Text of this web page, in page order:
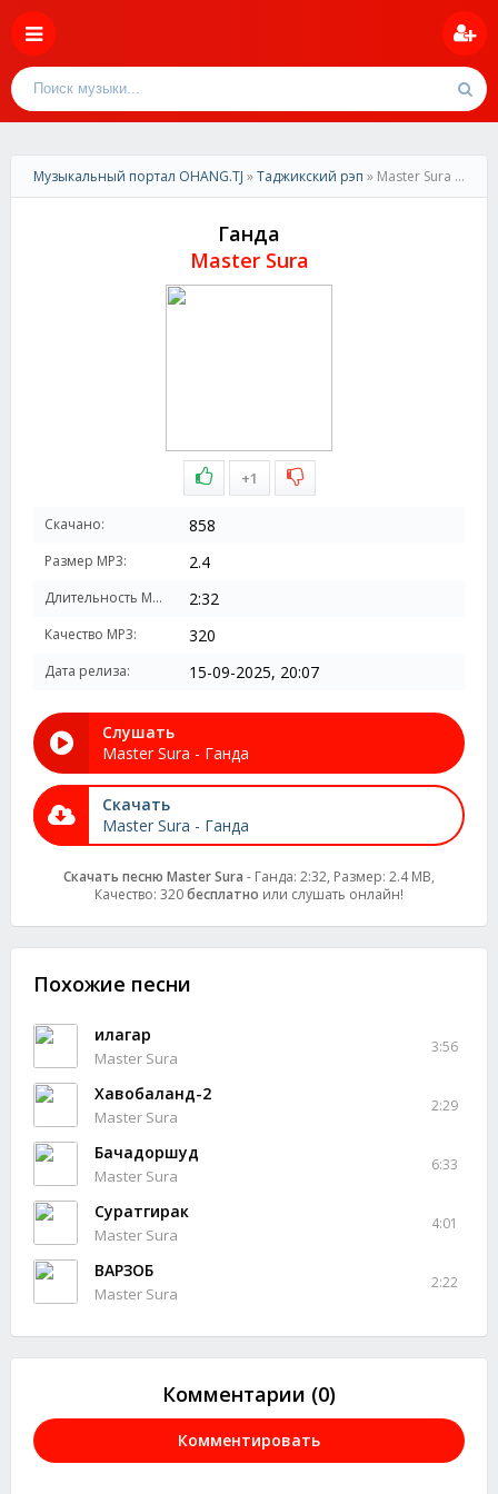
Музыкальный портал OHANG.TJ »Таджикский рэп » Master Sura -Ганда
Ганда
Master Sura
+1
Скачано: 858
Размер MP3: 2.4
Длительность MP3: 2:32
Качество MP3: 320
Дата релиза: 15-09-2025, 20:07
Слушать
Master Sura - Ганда
Скачать
Master Sura - Ганда
Скачать песню Master Sura - Ганда: 2:32, Размер: 2.4 MB,
Качество: 320бесплатно или слушать онлайн!
Похожие песни
Ҳилагар
Master Sura
3:56
Хавобаланд-2
Master Sura
2:29
Бачадоршуд
Master Sura
6:33
Суратгирак
Master Sura
4:01
ВАРЗОБ
Master Sura
2:22
Комментарии (0)
Комментировать